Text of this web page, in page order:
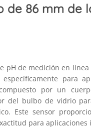
de 86 mm de
pH de medición en
para
por un
del bulbo de vidrio
Este sensor
para aplicaciones